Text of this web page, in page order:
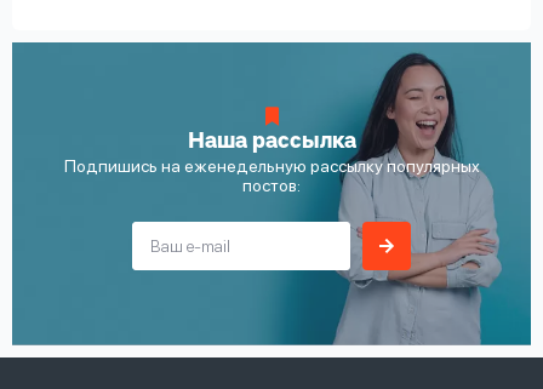
Наша рассылка
Подпишись на еженедельную рассылку популярных
постов: